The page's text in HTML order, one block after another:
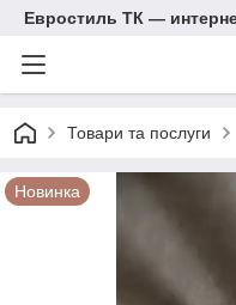
Евростиль ТК —
Товари та послуги
Новинка